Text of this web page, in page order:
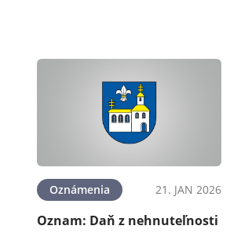
Oznámenia 21. JAN 2026
Oznam: Daň z nehnuteľnosti